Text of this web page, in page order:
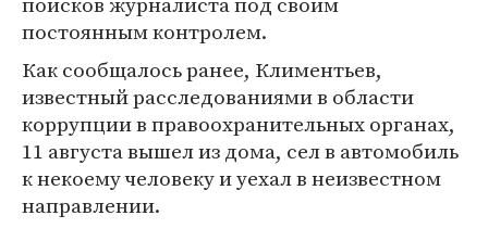
постоянным контролем.
Как сообщалось ранее, Климентьев,
известный расследованиями в области
коррупции в правоохранительных органах,
11 августа вышел из дома, сел в автомобиль
к некоему человеку и уехал в неизвестном
направлении.